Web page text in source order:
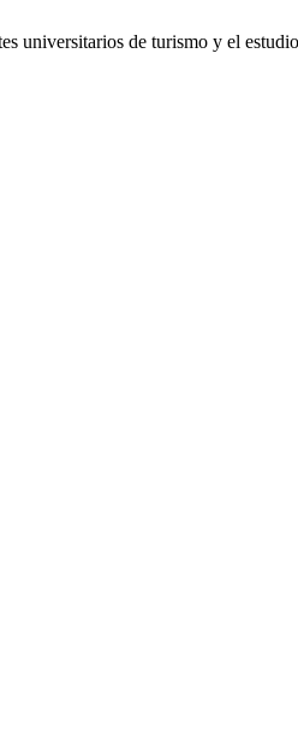
universitarios de turismo y el